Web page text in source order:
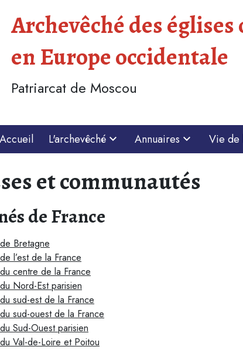
Archevêché des
en Europe occidentale
Patriarcat de Moscou
Accueil L'archevêché Annuaires Vie de
et communautés
de France
Bretagne
l’est de la France
centre de la France
Nord-Est parisien
sud-est de la France
sud-ouest de la France
Sud-Ouest parisien
Val-de-Loire et Poitou